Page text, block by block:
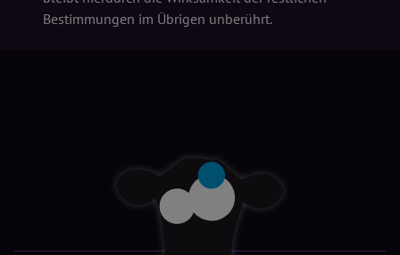
Bestimmungen im Übrigen unberührt.